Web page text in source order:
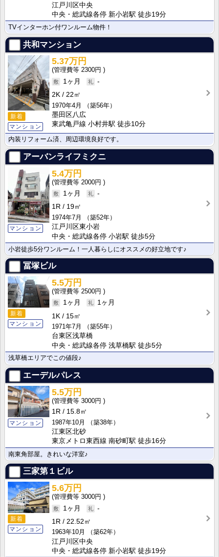
江戸川区中央
中央・総武線各停 新小岩駅 徒歩19分
TVインターホン付ワンルーム物件！
共和マンション
新着
マンション
5.37万円
2300円
1ヶ月
-
2K
22㎡
1970年4月
（築56年）
墨田区八広
東武亀戸線 小村井駅 徒歩10分
内装リフォーム済、周辺環境良好です。
アーバンライフミクニ
マンション
5.4万円
2000円
1ヶ月
-
1R
19㎡
1974年7月
（築52年）
江戸川区東小岩
中央・総武線各停 小岩駅 徒歩5分
小岩徒歩5分ワンルーム！一人暮らしにオススメの好立地です♪
冨塚ビル
新着
マンション
5.5万円
2500円
1ヶ月
1ヶ月
1K
15㎡
1971年7月
（築55年）
台東区浅草橋
中央・総武線各停 浅草橋駅 徒歩5分
浅草橋エリアでこの値段♪
エーデルパレス
マンション
5.5万円
3000円
1R
15.8㎡
1987年10月
（築38年）
江東区北砂
東京メトロ東西線 南砂町駅 徒歩16分
南東角部屋。きれいな洋室♪
三家第１ビル
新着
マンション
5.6万円
3000円
1ヶ月
-
1R
22.52㎡
1963年10月
（築62年）
江戸川区中央
中央・総武線各停 新小岩駅 徒歩19分